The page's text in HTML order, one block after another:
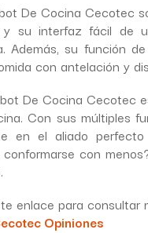
De Cocina Cecotec
su interfaz fácil de
Además, su función
con antelación y
De Cocina Cecotec
Con sus múltiples
en el aliado
conformarse con
enlace para consultar
Opiniones